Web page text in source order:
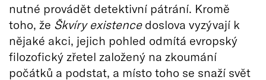
nutné provádět detektivní pátrání. Kromě
toho, že Škvíry existencedoslova vyzývají k
nějaké akci, jejich pohled odmítá evropský
filozofický zřetel založený na zkoumání
počátků a podstat, a místo toho se snaží svět